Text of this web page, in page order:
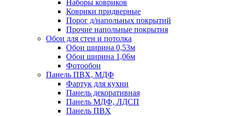
Наборы ковриков
Коврики придверные
Порог д/напольных покрытий
Прочие напольные покрытия
Обои для стен и потолка
Обои ширина 0,53м
Обои ширина 1,06м
Фотообои
Панель ПВХ, МДФ
Фартук для кухни
Панель декоративная
Панель МДФ, ЛДСП
Панель ПВХ